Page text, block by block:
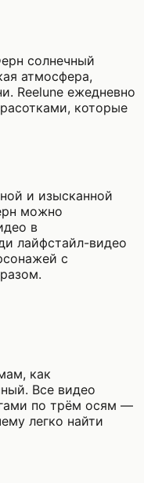
солнечный
атмосфера,
Reelune ежедневно
которые
и изысканной
можно
в
лайфстайл-видео
с
как
Все видео
по трём осям —
легко найти